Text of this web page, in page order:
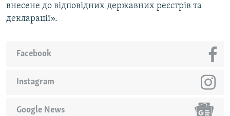
внесене до відповідних державних реєстрів та
декларації».
Instagram
Google News
Facebook